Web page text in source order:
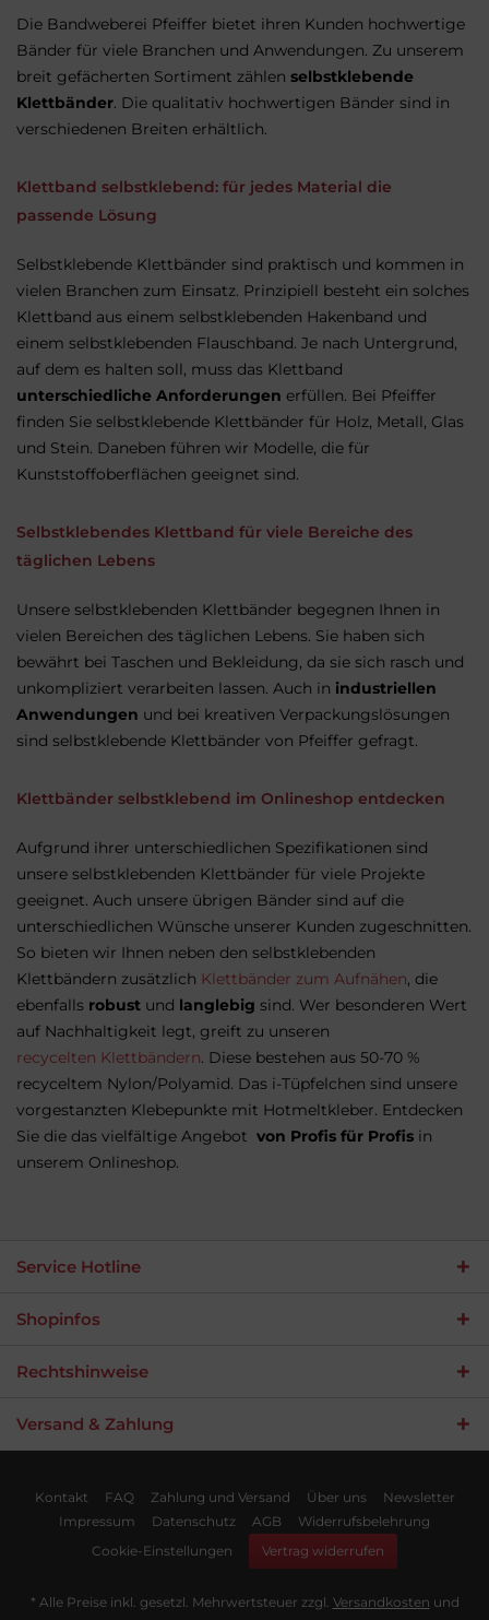
Die Bandweberei Pfeiffer bietet ihren Kunden hochwertige
Bänder für viele Branchen und Anwendungen. Zu unserem
breit gefächerten Sortiment zählen selbstklebende
Klettbänder. Die qualitativ hochwertigen Bänder sind in
verschiedenen Breiten erhältlich.
Klettband selbstklebend: für jedes Material die
passende Lösung
Selbstklebende Klettbänder sind praktisch und kommen in
vielen Branchen zum Einsatz. Prinzipiell besteht ein solches
Klettband aus einem selbstklebenden Hakenband und
einem selbstklebenden Flauschband. Je nach Untergrund,
auf dem es halten soll, muss das Klettband
unterschiedliche Anforderungen erfüllen. Bei Pfeiffer
finden Sie selbstklebende Klettbänder für Holz, Metall, Glas
und Stein. Daneben führen wir Modelle, die für
Kunststoffoberflächen geeignet sind.
Selbstklebendes Klettband für viele Bereiche des
täglichen Lebens
Unsere selbstklebenden Klettbänder begegnen Ihnen in
vielen Bereichen des täglichen Lebens. Sie haben sich
bewährt bei Taschen und Bekleidung, da sie sich rasch und
unkompliziert verarbeiten lassen. Auch in industriellen
Anwendungen und bei kreativen Verpackungslösungen
sind selbstklebende Klettbänder von Pfeiffer gefragt.
Klettbänder selbstklebend im Onlineshop entdecken
Aufgrund ihrer unterschiedlichen Spezifikationen sind
unsere selbstklebenden Klettbänder für viele Projekte
geeignet. Auch unsere übrigen Bänder sind auf die
unterschiedlichen Wünsche unserer Kunden zugeschnitten.
So bieten wir Ihnen neben den selbstklebenden
Klettbändern zusätzlich Klettbänder zum Aufnähen, die
ebenfalls robust und langlebig sind. Wer besonderen Wert
auf Nachhaltigkeit legt, greift zu unseren
recycelten Klettbändern. Diese bestehen aus 50-70 %
recyceltem Nylon/Polyamid. Das i-Tüpfelchen sind unsere
vorgestanzten Klebepunkte mit Hotmeltkleber. Entdecken
Sie die das vielfältige Angebot von Profis für Profis in
unserem Onlineshop.
Service Hotline
Shopinfos
Rechtshinweise
Versand & Zahlung
Gurtband
Partner
Klettband
Partner
Kontakt FAQ Zahlung und Versand Über uns
Newsletter
Impressum
Datenschutz AGB
Widerrufsbelehrung
Cookie-Einstellungen
Vertrag widerrufen
* Alle Preise inkl. gesetzl. Mehrwertsteuer zzgl. Versandkosten und